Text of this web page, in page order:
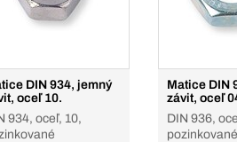
DIN 934, jemný
oceľ 10.
934, oceľ, 10,
Matice DIN
závit, oceľ
DIN 936,
pozinkované